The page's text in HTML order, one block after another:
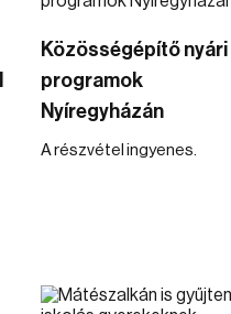
Közösségépítő nyári
programok
Nyíregyházán
A részvétel ingyenes.